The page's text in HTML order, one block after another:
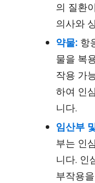
의 질환
의사와
약물: 항
물을 복
작용 가
하여 인
니다.
임산부
부는 인
니다. 인
부작용